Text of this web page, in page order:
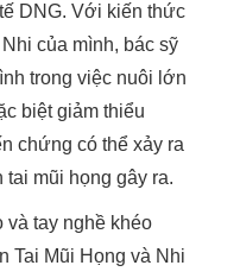
DNG. Với kiến thức
của mình, bác sỹ
trong việc nuôi lớn
biệt giảm thiểu
chứng có thể xảy ra
mũi họng gây ra.
và tay nghề khéo
Tai Mũi Họng và Nhi